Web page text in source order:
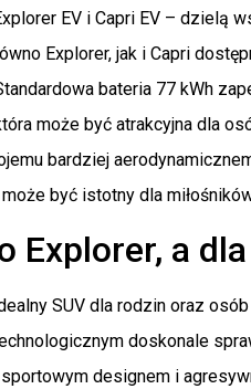
EV i Capri EV – dzielą
Explorer, jak i Capri
bateria 77 kWh
może być atrakcyjna dla
bardziej
być istotny dla
Explorer, a
SUV dla rodzin oraz
doskonale
sportowym designem i